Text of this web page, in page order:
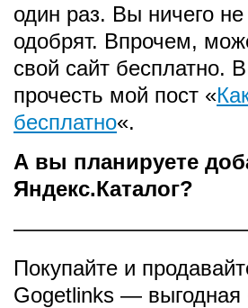
один раз. Вы ничего
одобрят. Впрочем,
свой сайт бесплатно.
прочесть мой пост «
бесплатно«.
А вы планируете
Яндекс.Каталог?
Покупайте и
Gogetlinks — выгодная